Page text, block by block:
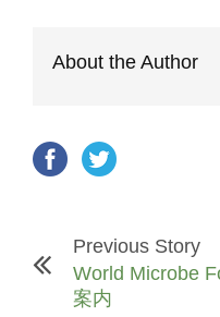
About the Author
Previous Story
World Microbe
案内